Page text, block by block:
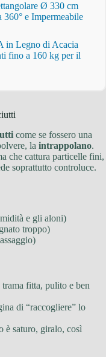
Ø 330 cm
e Impermeabile
in Legno di Acacia
fino a 160 kg per il
come se fossero una
la intrappolano.
che cattura particelle fini,
soprattutto controluce.
e gli aloni)
troppo)
fitta, pulito e ben
di “raccogliere” lo
è saturo, giralo, così